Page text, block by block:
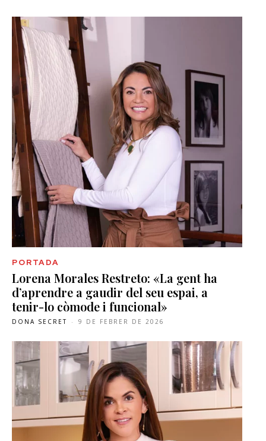
PORTADA
Lorena Morales Restreto: «La gent ha
d’aprendre a gaudir del seu espai, a
tenir-lo còmode i funcional»
DONA SECRET - 9 DE FEBRER DE 2026